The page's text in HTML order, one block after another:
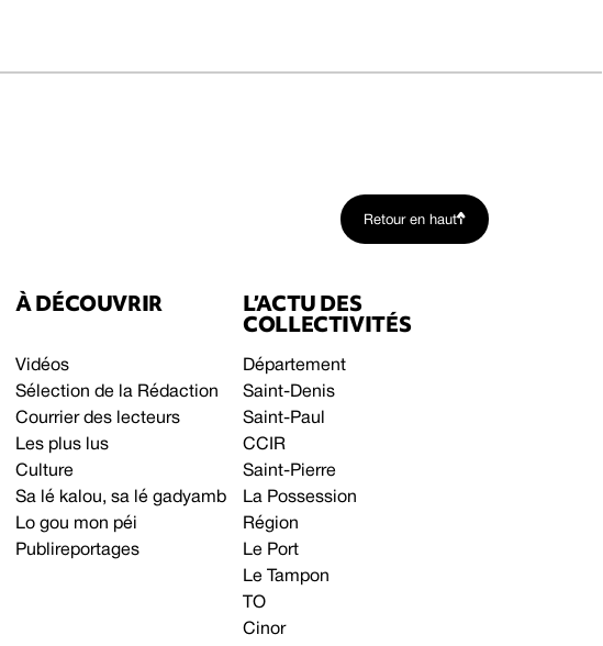
Retour en haut
À DÉCOUVRIR
Vidéos
Sélection de la Rédaction
Courrier des lecteurs
Les plus lus
Culture
Sa lé kalou, sa lé gadyamb
Lo gou mon péi
Publireportages
L’ACTU DES
COLLECTIVITÉS
Département
Saint-Denis
Saint-Paul
CCIR
Saint-Pierre
La Possession
Région
Le Port
Le Tampon
TO
Cinor